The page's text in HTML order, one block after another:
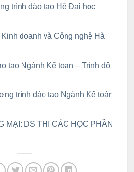
trình đào tạo Hệ Đại học
doanh và Công nghệ Hà
tạo Ngành Kế toán – Trình độ
trình đào tạo Ngành Kế toán
MẠI: DS THI CÁC HỌC PHẦN